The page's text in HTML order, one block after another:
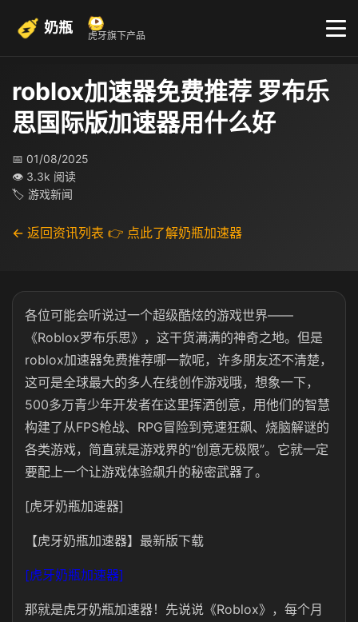
奶瓶 虎牙旗下产品
roblox加速器免费推荐 罗布乐
思国际版加速器用什么好
📅 01/08/2025
👁 3.3k 阅读
🏷 游戏新闻
← 返回资讯列表 👉 点此了解奶瓶加速器
各位可能会听说过一个超级酷炫的游戏世界——
《Roblox罗布乐思》，这干货满满的神奇之地。但是
roblox加速器免费推荐哪一款呢，许多朋友还不清楚，
这可是全球最大的多人在线创作游戏哦，想象一下，
500多万青少年开发者在这里挥洒创意，用他们的智慧
构建了从FPS枪战、RPG冒险到竞速狂飙、烧脑解谜的
各类游戏，简直就是游戏界的“创意无极限”。它就一定
要配上一个让游戏体验飙升的秘密武器了。
[虎牙奶瓶加速器]
【虎牙奶瓶加速器】最新版下载
[虎牙奶瓶加速器]
那就是虎牙奶瓶加速器！先说说《Roblox》，每个月